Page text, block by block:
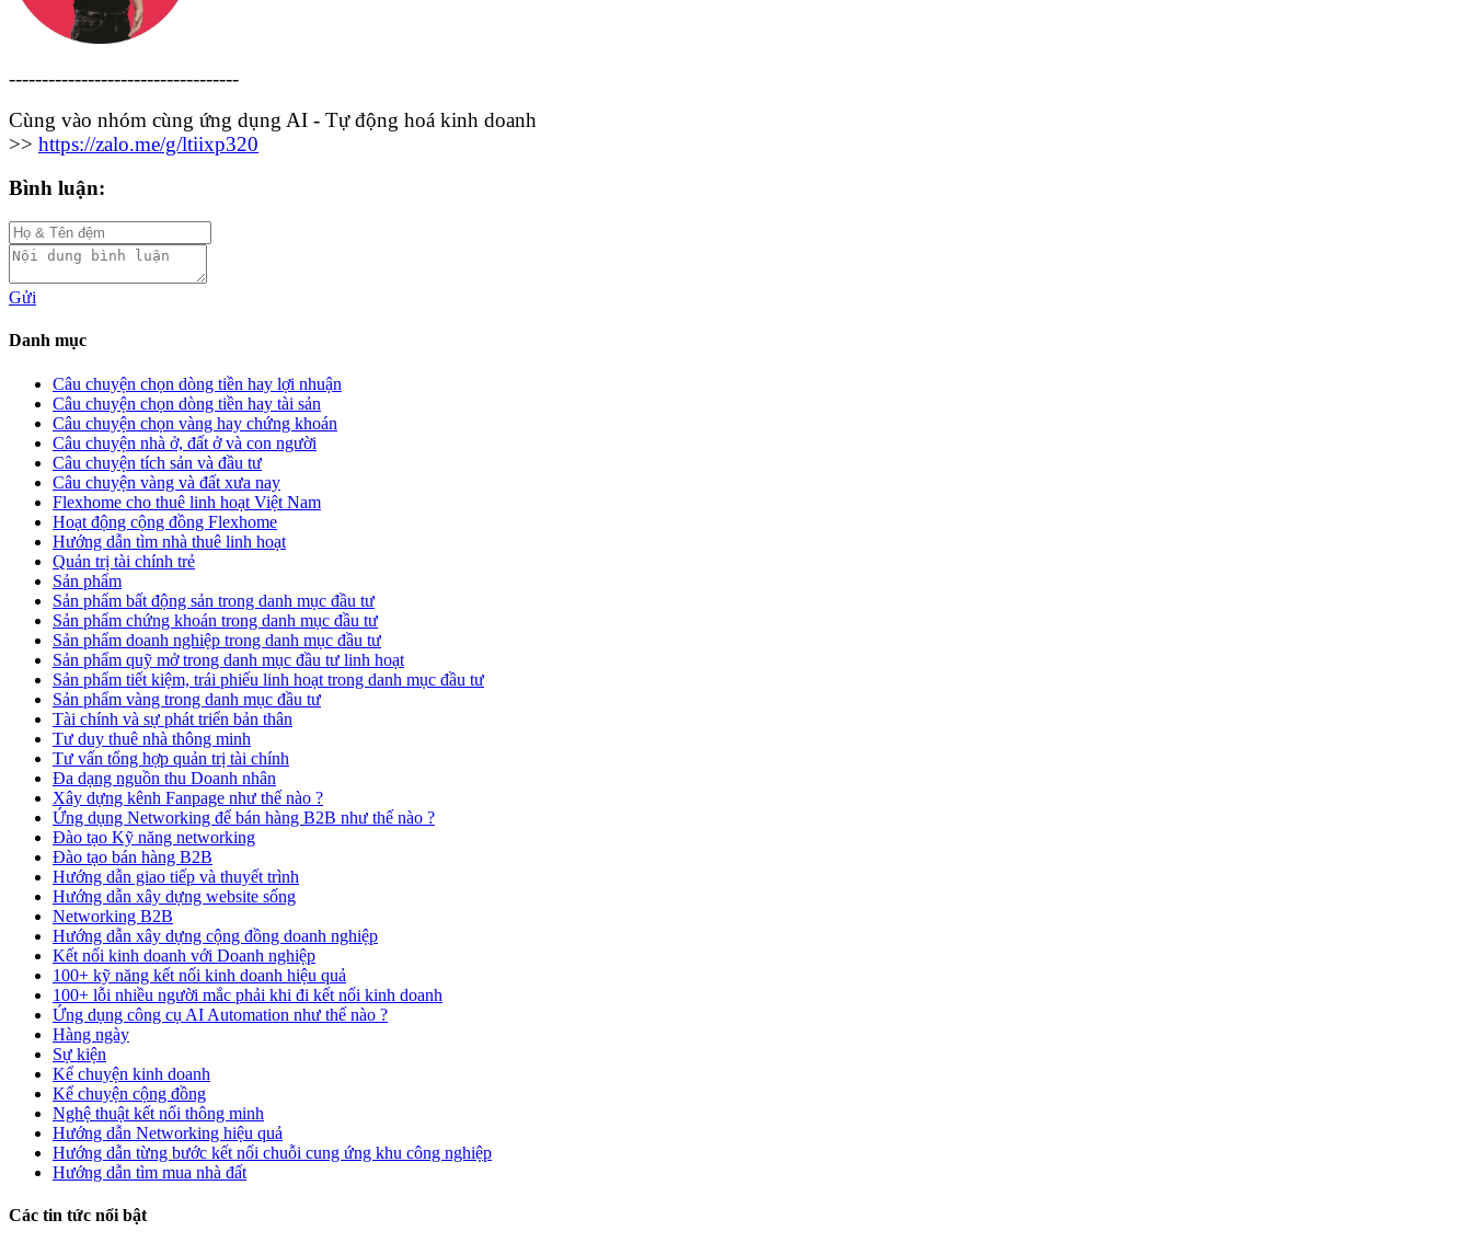
-----------------------------------
Cùng vào nhóm cùng ứng dụng AI - Tự động hoá kinh doanh
>> https://zalo.me/g/ltiixp320
Bình luận:
Gửi
Danh mục
Câu chuyện chọn dòng tiền hay lợi nhuận
Câu chuyện chọn dòng tiền hay tài sản
Câu chuyện chọn vàng hay chứng khoán
Câu chuyện nhà ở, đất ở và con người
Câu chuyện tích sản và đầu tư
Câu chuyện vàng và đất xưa nay
Flexhome cho thuê linh hoạt Việt Nam
Hoạt động cộng đồng Flexhome
Hướng dẫn tìm nhà thuê linh hoạt
Quản trị tài chính trẻ
Sản phẩm
Sản phẩm bất động sản trong danh mục đầu tư
Sản phẩm chứng khoán trong danh mục đầu tư
Sản phẩm doanh nghiệp trong danh mục đầu tư
Sản phẩm quỹ mở trong danh mục đầu tư linh hoạt
Sản phẩm tiết kiệm, trái phiếu linh hoạt trong danh mục đầu tư
Sản phẩm vàng trong danh mục đầu tư
Tài chính và sự phát triển bản thân
Tư duy thuê nhà thông minh
Tư vấn tổng hợp quản trị tài chính
Đa dạng nguồn thu Doanh nhân
Xây dựng kênh Fanpage như thế nào ?
Ứng dụng Networking để bán hàng B2B như thế nào ?
Đào tạo Kỹ năng networking
Đào tạo bán hàng B2B
Hướng dẫn giao tiếp và thuyết trình
Hướng dẫn xây dựng website sống
Networking B2B
Hướng dẫn xây dựng cộng đồng doanh nghiệp
Kết nối kinh doanh với Doanh nghiệp
100+ kỹ năng kết nối kinh doanh hiệu quả
100+ lỗi nhiều người mắc phải khi đi kết nối kinh doanh
Ứng dụng công cụ AI Automation như thế nào ?
Hàng ngày
Sự kiện
Kể chuyện kinh doanh
Kể chuyện cộng đồng
Nghệ thuật kết nối thông minh
Hướng dẫn Networking hiệu quả
Hướng dẫn từng bước kết nối chuỗi cung ứng khu công nghiệp
Hướng dẫn tìm mua nhà đất
Các tin tức nổi bật